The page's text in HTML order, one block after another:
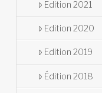
Edition 2021
Edition 2020
Edition 2019
Édition 2018